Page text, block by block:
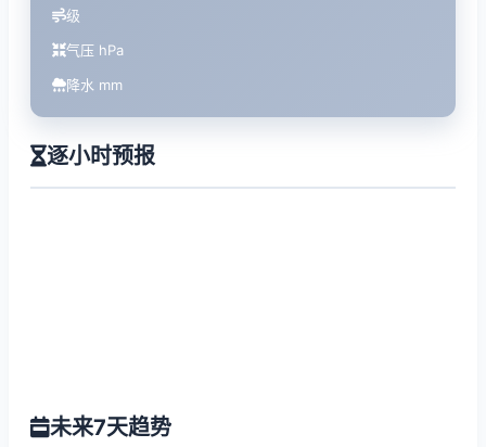
级
气压 hPa
降水 mm
逐小时预报
未来7天趋势